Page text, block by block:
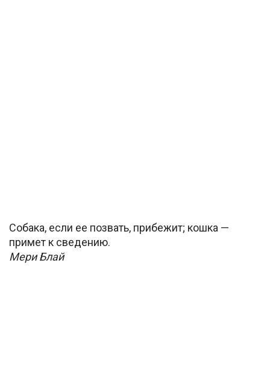
Собака, если ее позвать, прибежит; кошка —
примет к сведению.
Мери Блай